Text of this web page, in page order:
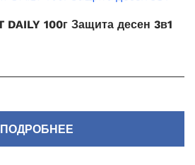
DAILY 100г Защита десен 3в1
ПОДРОБНЕЕ